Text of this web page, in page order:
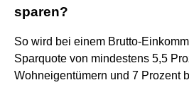
sparen?
So wird bei einem Brutto-
Sparquote von mindestens 5,5
Wohneigentümern und 7 Prozent